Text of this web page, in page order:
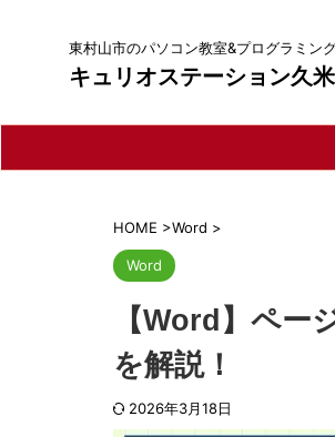
東村山市のパソコン教室&プログラミン
キュリオステーション久
HOME >Word >
Word
【Word】ペー
を解説！
2026年3月18日